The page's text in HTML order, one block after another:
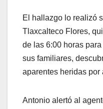
El hallazgo lo realizó
Tlaxcalteco Flores,
de las 6:00 horas
sus familiares,
aparentes heridas por
Antonio alertó al